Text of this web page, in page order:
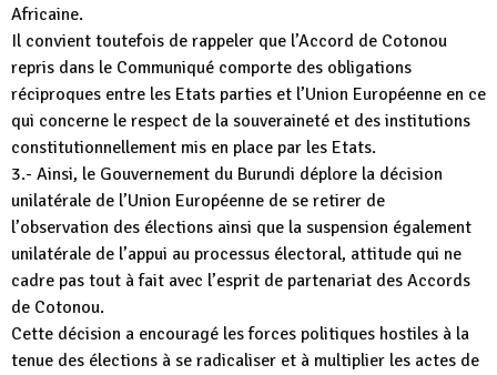
Africaine.
Il convient toutefois de rappeler que l’Accord de Cotonou
repris dans le Communiqué comporte des obligations
réciproques entre les Etats parties et l’Union Européenne en ce
qui concerne le respect de la souveraineté et des institutions
constitutionnellement mis en place par les Etats.
3.- Ainsi, le Gouvernement du Burundi déplore la décision
unilatérale de l’Union Européenne de se retirer de
l’observation des élections ainsi que la suspension également
unilatérale de l’appui au processus électoral, attitude qui ne
cadre pas tout à fait avec l’esprit de partenariat des Accords
de Cotonou.
Cette décision a encouragé les forces politiques hostiles à la
tenue des élections à se radicaliser et à multiplier les actes de